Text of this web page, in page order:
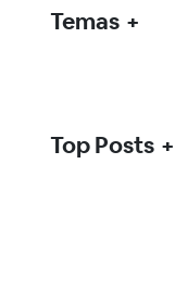
Temas
Top Posts